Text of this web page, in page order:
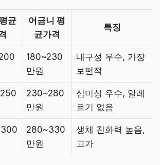
균
어금니 평
균가격
특징
180~230
만원
내구성 우수, 가장
보편적
230~280
만원
심미성 우수, 알레
르기 없음
280~330
만원
생체 친화력 높음,
고가